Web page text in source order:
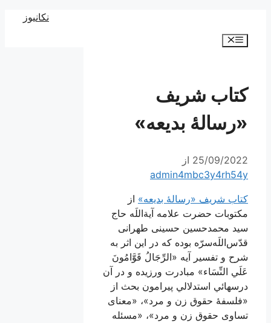
نکانیوز
فهرست
کتاب شریف
«رسالۀ بدیعه»
25/09/2022 از
admin4mbc3y4rh54y
کتاب شریف «رسالۀ بدیعه»از
مکتوبات حضرت علامه آیة‌اللَه حاج
سید محمدحسین حسینی طهرانی
قدّس‌اللَه‌سرّه بوده که در این اثر به
شرح و تفسير آيه «الرِّجَالُ قَوَّامُونَ
عَلَي‌ النِّسَاء» مبادرت ورزیده و در آن‌
درسهائي‌ استدلالي پیرامون بحث از
«فلسفۀ حقوق زن و مرد»، «معنای
تساوی حقوق زن و مرد»، «مسئله